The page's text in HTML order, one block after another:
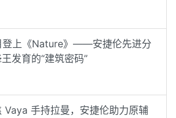
登上《Nature》——安捷伦先进分
发育的“建筑密码”
Vaya 手持拉曼，安捷伦助力原辅